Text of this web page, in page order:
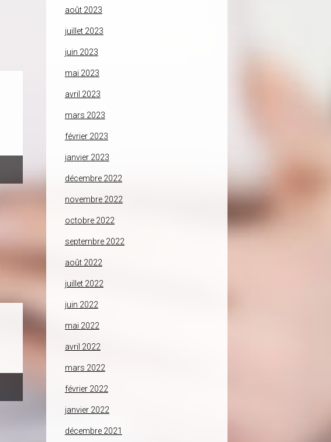
août 2023
juillet 2023
juin 2023
mai 2023
avril 2023
mars 2023
février 2023
janvier 2023
décembre 2022
novembre 2022
octobre 2022
septembre 2022
août 2022
juillet 2022
juin 2022
mai 2022
avril 2022
mars 2022
février 2022
janvier 2022
décembre 2021